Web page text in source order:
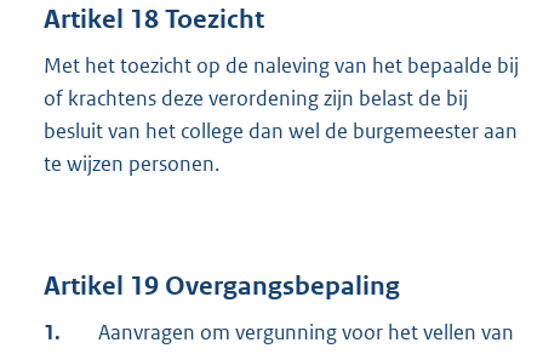
Artikel 18 Toezicht
Met het toezicht op de naleving van het bepaalde bij
of krachtens deze verordening zijn belast de bij
besluit van het college dan wel de burgemeester aan
te wijzen personen.
Artikel 19 Overgangsbepaling
1.
Aanvragen om vergunning voor het vellen van